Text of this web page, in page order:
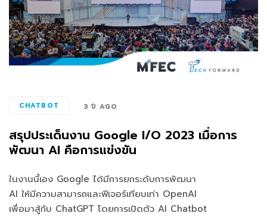
CHATBOT 3 ปี AGO
สรุปประเด็นงาน Google I/O 2023 เมื่อการ
พัฒนา AI คือการแข่งขัน
ในงานนี้เอง Google ได้มีการยกระดับการพัฒนา
AI ให้มีความสามารถและฟีเจอร์เทียบเท่า OpenAI
เพื่อมาสู้กับ ChatGPT โดยการเปิดตัว AI Chatbot